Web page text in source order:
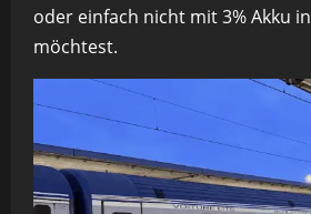
oder einfach nicht mit 3% Akku in
möchtest.